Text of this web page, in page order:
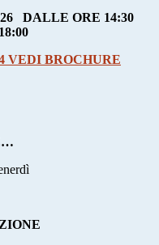
DALLE ORE 14:30
VEDI BROCHURE